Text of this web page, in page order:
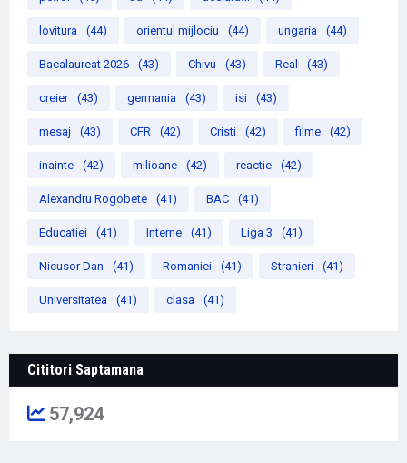
lovitura (44) orientul mijlociu (44) ungaria (44)
Bacalaureat 2026 (43) Chivu (43) Real (43)
creier (43) germania (43) isi (43)
mesaj (43) CFR (42) Cristi (42) filme (42)
inainte (42) milioane (42) reactie (42)
Alexandru Rogobete (41) BAC (41)
Educatiei (41) Interne (41) Liga 3 (41)
Nicusor Dan (41) Romaniei (41) Stranieri (41)
Universitatea (41) clasa (41)
Cititori Saptamana
57,924